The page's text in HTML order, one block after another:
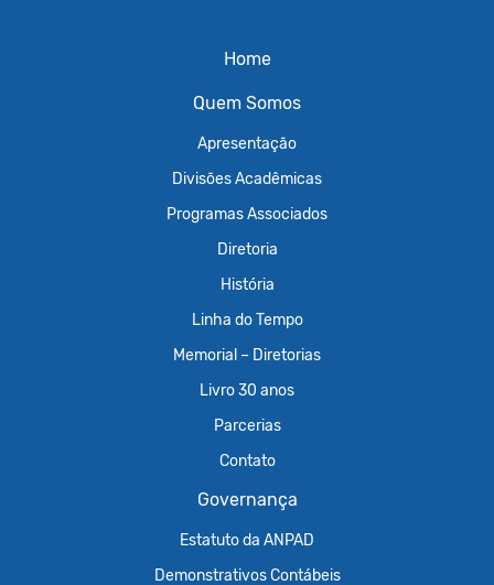
Home
Quem Somos
Apresentação
Divisões Acadêmicas
Programas Associados
Diretoria
História
Linha do Tempo
Memorial – Diretorias
Livro 30 anos
Parcerias
Contato
Governança
Estatuto da ANPAD
Demonstrativos Contábeis